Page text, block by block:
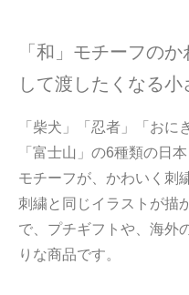
「和」モチーフの
して渡したくなる
「柴犬」「忍者」「おに
「富士山」の6種類の日
モチーフが、かわいく刺
刺繍と同じイラストが描
で、プチギフトや、海外
りな商品です。